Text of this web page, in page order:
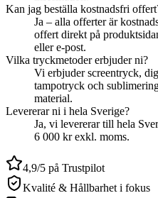
Kan jag beställa kostnadsfri
Ja – alla offerter är
offert direkt på
eller e-post.
Vilka tryckmetoder erbjuder ni?
Vi erbjuder screentryck,
tampotryck och
material.
Levererar ni i hela Sverige?
Ja, vi levererar till hela
6 000 kr exkl. moms.
4,9/5 på Trustpilot
Kvalité & Hållbarhet i fokus